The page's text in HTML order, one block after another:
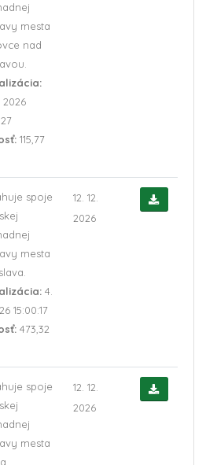
mesta
nad
2026
115,77
spoje
mesta
4.
15:00:17
473,32
12. 12.
2026
spoje
mesta
12. 12.
2026